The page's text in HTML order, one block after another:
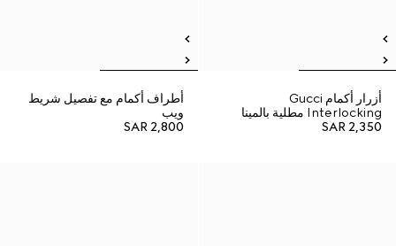
أزرار أكمام Gucci
Interlocking مطلية بالمينا
SAR 2,350
أطراف أكمام مع تفصيل شريط
ويب
SAR 2,800